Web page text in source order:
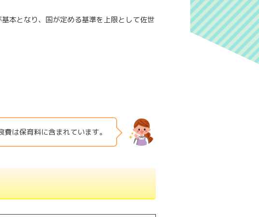
本となり、国が定める基準を上限として佐世
費は保育料に含まれています。